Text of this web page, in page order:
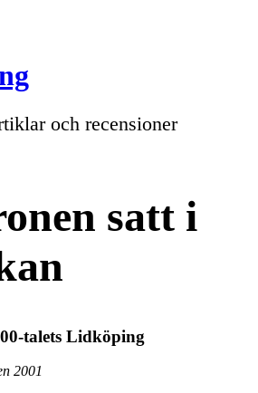
och recensioner
satt i
talets Lidköping
2001